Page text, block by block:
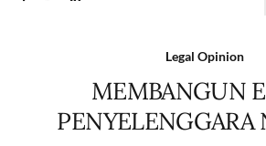
Legal Opinion
MEMBANGUN
PENYELENGGARA